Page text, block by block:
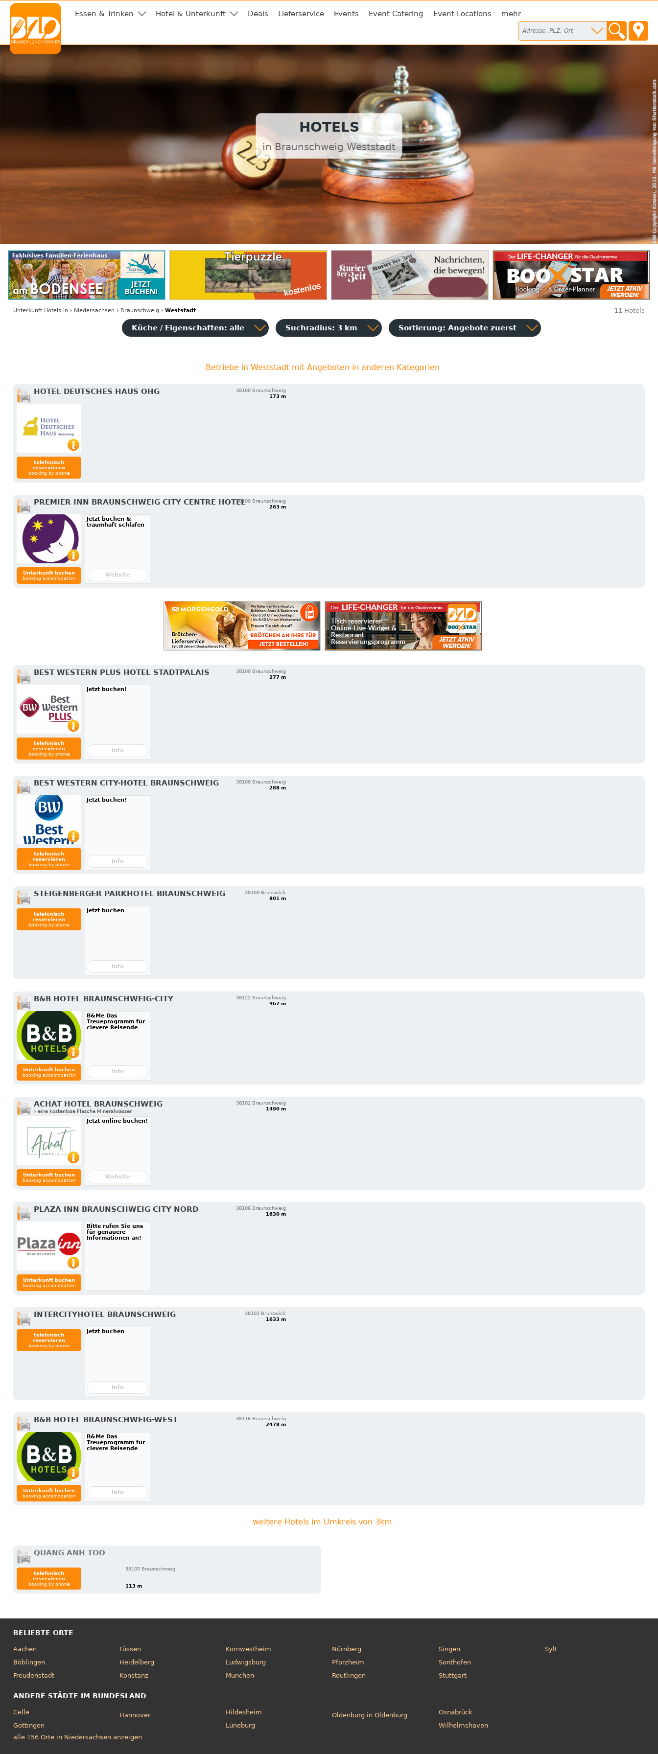
Essen & Trinken Hotel & Unterkunft Deals Lieferservice Events Event-Catering Event-Locations mehr
HOTELS
in Braunschweig Weststadt
Unterkunft Hotels in › Niedersachsen › Braunschweig › Weststadt 11 Hotels
Küche / Eigenschaften: alle Suchradius: 3 km Sortierung: Angebote zuerst
Betriebe in Weststadt mit Angeboten in anderen Kategorien
HOTEL DEUTSCHES HAUS OHG
38100 Braunschweig
173 m
telefonisch
reservieren
booking by phone
PREMIER INN BRAUNSCHWEIG CITY CENTRE HOTEL38100 Braunschweig
263 m
Unterkunft buchen
booking accomodation
Jetzt buchen &
traumhaft schlafen
Website
BEST WESTERN PLUS HOTEL STADTPALAIS
38100 Braunschweig
277 m
telefonisch
reservieren
booking by phone
Jetzt buchen!
Info
BEST WESTERN CITY-HOTEL BRAUNSCHWEIG
38100 Braunschweig
288 m
telefonisch
reservieren
booking by phone
Jetzt buchen!
Info
STEIGENBERGER PARKHOTEL BRAUNSCHWEIG
38100 Brunswick
801 m
telefonisch
reservieren
booking by phone
Jetzt buchen
Info
B&B HOTEL BRAUNSCHWEIG-CITY
38122 Braunschweig
967 m
Unterkunft buchen
booking accomodation
B&Me Das
Treueprogramm für
clevere Reisende
Info
ACHAT HOTEL BRAUNSCHWEIG
▹ eine kostenlose Flasche Mineralwasser
38102 Braunschweig
1490 m
Unterkunft buchen
booking accomodation
Jetzt online buchen!
Website
PLAZA INN BRAUNSCHWEIG CITY NORD
38106 Braunschweig
1630 m
Unterkunft buchen
booking accomodation
Bitte rufen Sie uns
für genauere
Informationen an!
INTERCITYHOTEL BRAUNSCHWEIG
38102 Brunswick
1633 m
telefonisch
reservieren
booking by phone
Jetzt buchen
Info
B&B HOTEL BRAUNSCHWEIG-WEST
38116 Braunschweig
2478 m
Unterkunft buchen
booking accomodation
B&Me Das
Treueprogramm für
clevere Reisende
Info
weitere Hotels im Umkreis von 3km
QUANG ANH TOO
38100 Braunschweig
113 m
telefonisch
reservieren
booking by phone
BELIEBTE ORTE
Aachen
Böblingen
Freudenstadt
Füssen
Heidelberg
Konstanz
Kornwestheim
Ludwigsburg
München
Nürnberg
Pforzheim
Reutlingen
Singen
Sonthofen
Stuttgart
Sylt
ANDERE STÄDTE IM BUNDESLAND
Celle
Göttingen
Hannover
Hildesheim
Lüneburg
Oldenburg in Oldenburg
Osnabrück
Wilhelmshaven
alle 156 Orte in Niedersachsen anzeigen